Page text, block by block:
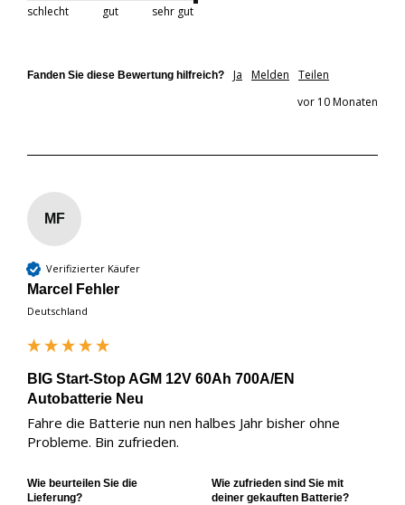
schlecht gut sehr gut
Fanden Sie diese Bewertung hilfreich? Ja Melden
Teilen
vor 10 Monaten
MF
Verifizierter Käufer
Marcel Fehler
Deutschland
BIG Start-Stop AGM 12V 60Ah 700A/EN
Autobatterie Neu
Fahre die Batterie nun nen halbes Jahr bisher ohne
Wie beurteilen Sie die
Lieferung?
Wie zufrieden sind Sie mit
deiner gekauften Batterie?